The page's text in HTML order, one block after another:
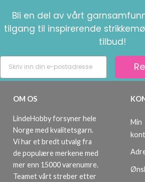
Bli en del av vårt
tilgang til inspirerende
tilbud!
OM OS
LindeHobby forsyner hele
Norge med kvalitetsgarn.
Vi har et bredt utvalg fra
de populære merkene med
mer enn 15000 varenumre.
Teamet vårt streber etter
Min